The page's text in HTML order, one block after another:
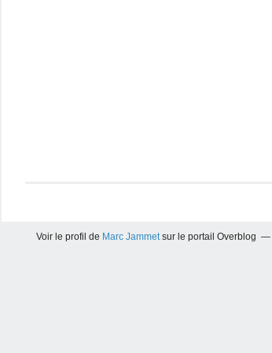
Voir le profil de Marc Jammetsur le portail Overblog